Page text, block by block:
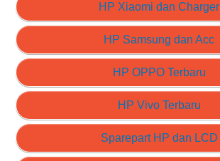
HP Xiaomi dan Charger
HP Samsung dan Acc
HP OPPO Terbaru
HP Vivo Terbaru
Sparepart HP dan LCD